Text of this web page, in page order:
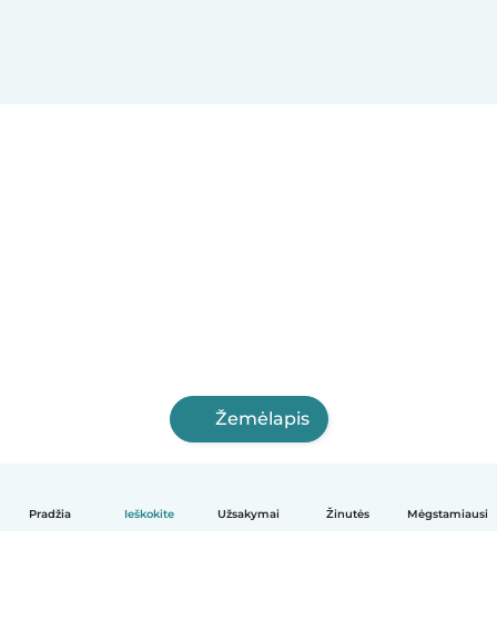
Pradžia Ieškokite Užsakymai Žinutės Mėgstamiausi
Žemėlapis